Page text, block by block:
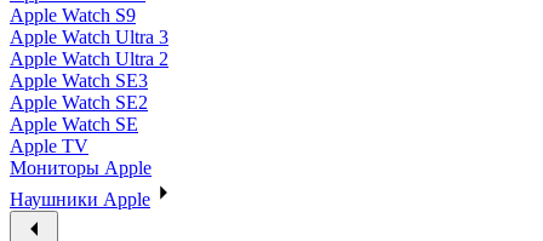
Apple Watch S9
Apple Watch Ultra 3
Apple Watch Ultra 2
Apple Watch SE3
Apple Watch SE2
Apple Watch SE
Apple TV
Мониторы Apple
Наушники Apple